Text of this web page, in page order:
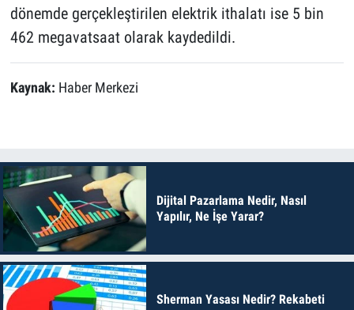
dönemde gerçekleştirilen elektrik ithalatı ise 5 bin
462 megavatsaat olarak kaydedildi.
Kaynak: Haber Merkezi
Dijital Pazarlama Nedir, Nasıl
Yapılır, Ne İşe Yarar?
Sherman Yasası Nedir? Rekabeti